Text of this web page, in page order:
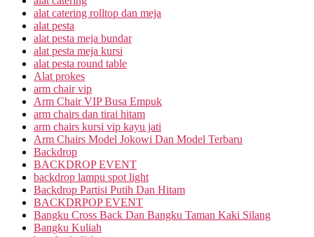
alat catering rolltop dan meja
alat pesta
alat pesta meja bundar
alat pesta meja kursi
alat pesta round table
Alat prokes
arm chair vip
Arm Chair VIP Busa Empuk
arm chairs dan tirai hitam
arm chairs kursi vip kayu jati
Arm Chairs Model Jokowi Dan Model Terbaru
Backdrop
BACKDROP EVENT
backdrop lampu spot light
Backdrop Partisi Putih Dan Hitam
BACKDRPOP EVENT
Bangku Cross Back Dan Bangku Taman Kaki Silang
Bangku Kuliah